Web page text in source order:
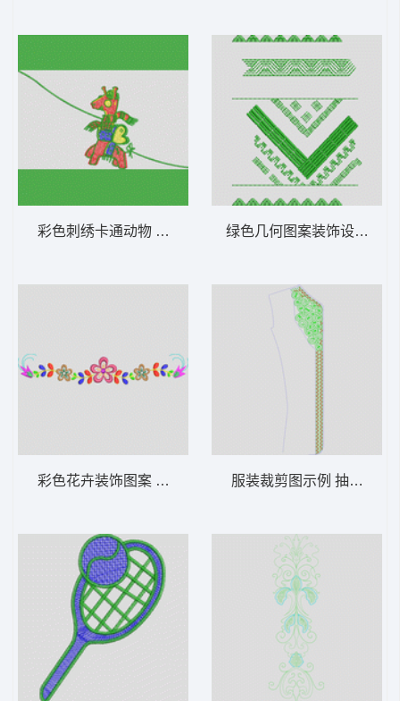
彩色刺绣卡通动物 长颈鹿
彩色花卉装饰图案 童小花
绿色几何图案装饰设计 抽
服装裁剪图示例 抽象包针